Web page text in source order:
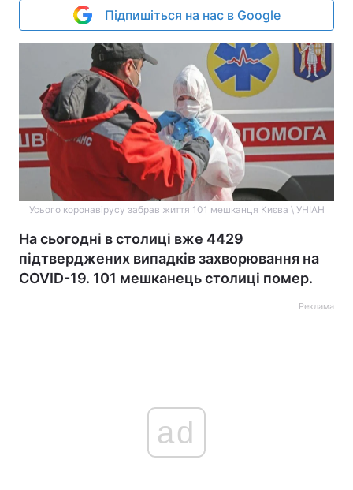
Підпишіться на нас в Google
Усього коронавірусу забрав життя 101 мешканця Києва \ УНІАН
На сьогодні в столиці вже 4429
підтверджених випадків захворювання на
COVID-19. 101 мешканець столиці помер.
Реклама
ad